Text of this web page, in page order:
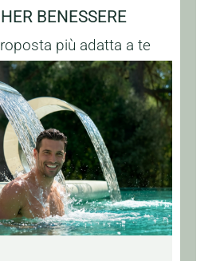
BENESSERE
più adatta a te